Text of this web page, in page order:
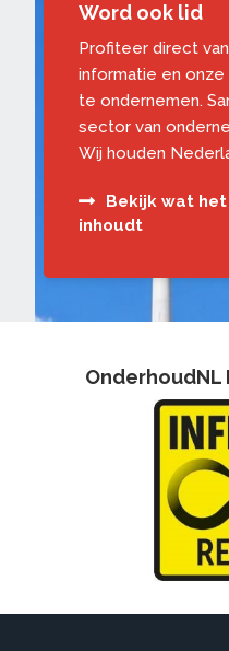
Word ook lid
Profiteer direct
informatie en
te ondernemen.
sector van
Wij houden
Bekijk wat
inhoudt
OnderhoudNL